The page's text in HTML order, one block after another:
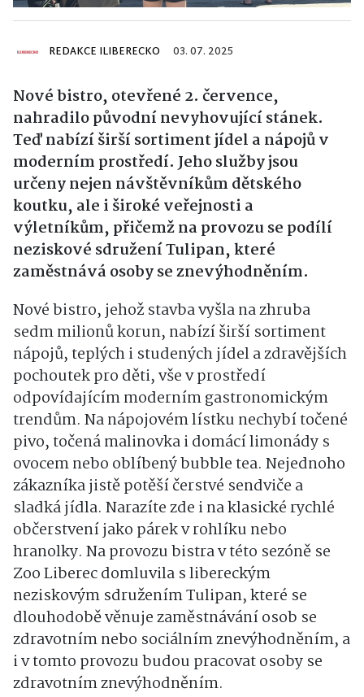
REDAKCE ILIBERECKO 03. 07. 2025
Nové bistro, otevřené 2. července,
nahradilo původní nevyhovující stánek.
Teď nabízí širší sortiment jídel a nápojů v
moderním prostředí. Jeho služby jsou
určeny nejen návštěvníkům dětského
koutku, ale i široké veřejnosti a
výletníkům, přičemž na provozu se podílí
neziskové sdružení Tulipan, které
zaměstnává osoby se znevýhodněním.
Nové bistro, jehož stavba vyšla na zhruba
sedm milionů korun, nabízí širší sortiment
nápojů, teplých i studených jídel a zdravějších
pochoutek pro děti, vše v prostředí
odpovídajícím moderním gastronomickým
trendům. Na nápojovém lístku nechybí točené
pivo, točená malinovka i domácí limonády s
ovocem nebo oblíbený bubble tea. Nejednoho
zákazníka jistě potěší čerstvé sendviče a
sladká jídla. Narazíte zde i na klasické rychlé
občerstvení jako párek v rohlíku nebo
hranolky. Na provozu bistra v této sezóně se
Zoo Liberec domluvila s libereckým
neziskovým sdružením Tulipan, které se
dlouhodobě věnuje zaměstnávání osob se
zdravotním nebo sociálním znevýhodněním, a
i v tomto provozu budou pracovat osoby se
zdravotním znevýhodněním.